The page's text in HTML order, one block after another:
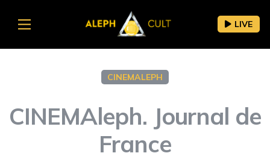
LIVE
CINEMALEPH
CINEMAleph. Journal de
France